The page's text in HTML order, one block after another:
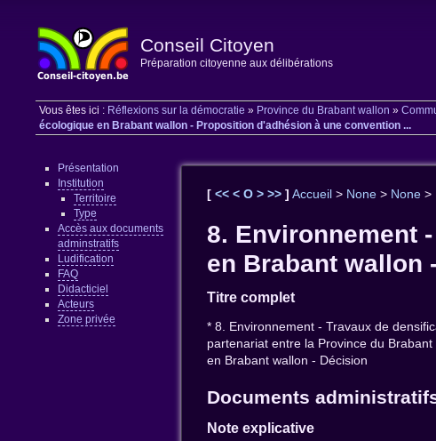
Conseil Citoyen
Préparation citoyenne aux délibérations
Vous êtes ici : Réflexions sur la démocratie » Province du Brabant wallon »
écologique en Brabant wallon - Proposition d'adhésion à une convention ...
Présentation
Institution
Territoire
Type
Accès aux documents
adminstratifs
Ludification
FAQ
Didacticiel
Acteurs
Zone privée
[<<<O>>>] Accueil > None > None >
8. Environnement
en Brabant wallon
Titre complet
* 8. Environnement - Travaux de
partenariat entre la Province du
en Brabant wallon - Décision
Documents
Note explicative